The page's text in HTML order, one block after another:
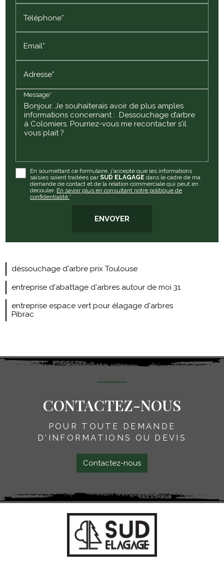
Téléphone*
Email*
Adresse*
Message*
En soumettant ce formulaire, j'accepte que les informations
saisies soient traitées parSUD ELAGAGE dans le cadre de ma
demande de contact et de la relation commerciale qui peut en
découler. En savoir plus en consultant notre politique de
confidentialité.*
déssouchage d'arbre prix Toulouse
entreprise d'abattage d'arbres autour de moi 31
entreprise espace vert pour élagage d'arbres
Pibrac
CONTACTEZ-NOUS
POUR TOUTE DEMANDE
D'INFORMATIONS OU DEVIS
Contactez-nous